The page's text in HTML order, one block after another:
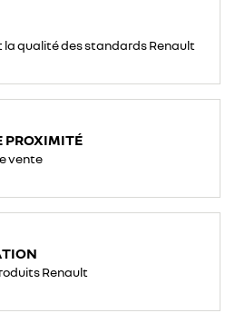
la qualité des standards Renault
PROXIMITÉ
vente
Renault